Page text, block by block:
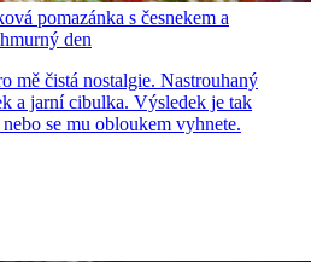
pomazánka s česnekem a
den
mě čistá nostalgie. Nastrouhaný
a jarní cibulka. Výsledek je tak
se mu obloukem vyhnete.